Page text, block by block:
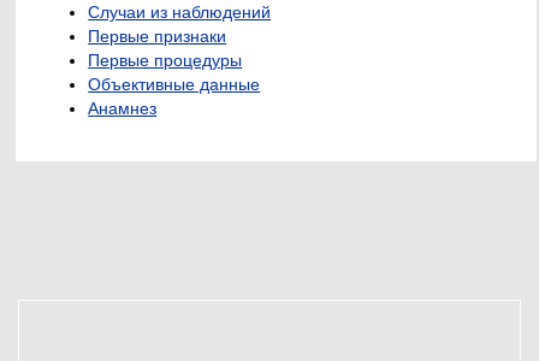
Случаи из наблюдений
Первые признаки
Первые процедуры
Объективные данные
Анамнез